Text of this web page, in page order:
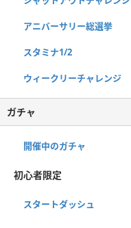
アニバーサリー総選挙
スタミナ1/2
ウィークリーチャレンジ
ガチャ
開催中のガチャ
初心者限定
スタートダッシュ